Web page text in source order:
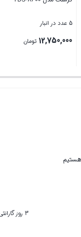
5 عدد در انبار
12,750,000
بستن
3 روز گارانتی بازگشت کالا در صورت خرابی